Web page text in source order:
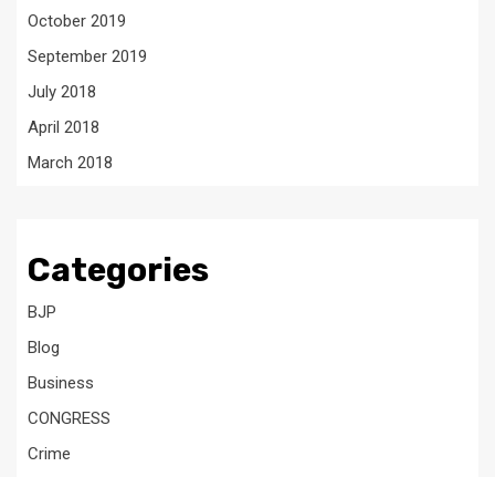
October 2019
September 2019
July 2018
April 2018
March 2018
Categories
BJP
Blog
Business
CONGRESS
Crime